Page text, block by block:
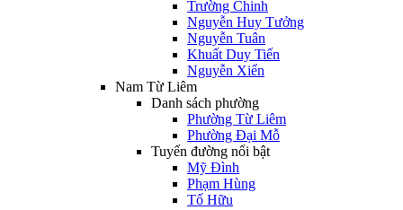
Trường Chinh
Nguyễn Huy Tưởng
Nguyễn Tuân
Khuất Duy Tiến
Nguyễn Xiển
Nam Từ Liêm
Danh sách phường
Phường Từ Liêm
Phường Đại Mỗ
Tuyến đường nổi bật
Mỹ Đình
Phạm Hùng
Tố Hữu